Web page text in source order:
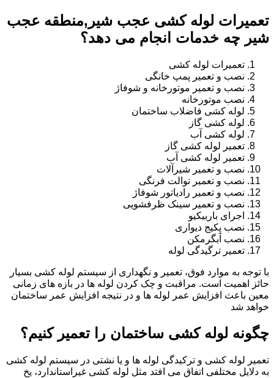
تعمیرات لوله کشی عجب شیر,منطقه عجب
شیر چه خدمات انجام می دهد؟
تعمیرات لوله کشی
نصب و تعمیر پمپ خانگی
نصب و تعمیر موتورخانه و شوفاژ
نصب موتورخانه
لوله کشی فاضلاب ساختمان
لوله کشی گاز
لوله کشی آب
تعمیر لوله کشی گاز
تعمیر لوله کشی آب
نصب و تعمیر شیرآلات
نصب و تعمیر توالت فرنگی
نصب و تعمیر رادیاتور شوفاژ
نصب و تعمیر سینک ظرفشویی
اجرای باربیکیو
نصب پکیج دیواری
نصب آبگرمکن
تعمیر ترگیدگی لوله
با توجه به موارد فوق، تعمیر و نگهداری از سیستم لوله کشی بسیار
حائز اهمیت است. مراقبت و چک کردن لوله ها در بازه های زمانی
معین باعث افزایش عمر لوله ها و در نتیجه افزایش عمر ساختمان
خواهد شد
چگونه لوله کشی ساختمان را تعمیر کنیم؟
تعمیر لوله کشی و ترکیدگی لوله ها و یا نشتی در سیستم لوله کشی
به دلایل مختلفی اتفاق می افتد مثل لوله کشی غیراستاندارد، یخ